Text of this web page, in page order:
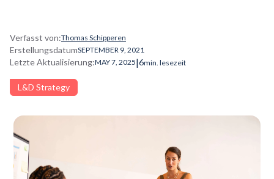
Verfasst von:Thomas Schipperen
ErstellungsdatumSEPTEMBER 9, 2021
Letzte Aktualisierung:MAY 7, 2025|6min. lesezeit
L&D Strategy